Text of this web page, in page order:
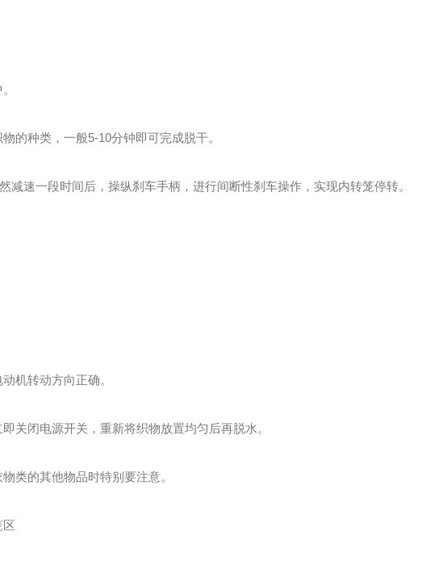
的种类，一般5-10分钟即可完成脱干。
减速一段时间后，操纵刹车手柄，进行间断性刹车操作，实现内转笼停转。
机转动方向正确。
关闭电源开关，重新将织物放置均匀后再脱水。
类的其他物品时特别要注意。
区